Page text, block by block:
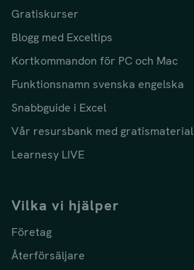
Gratiskurser
Blogg med Exceltips
Kortkommandon för PC och Mac
Funktionsnamn svenska engelska
Snabbguide i Excel
Vår resursbank med gratismaterial
Learnesy LIVE
Vilka vi hjälper
Företag
Återförsäljare